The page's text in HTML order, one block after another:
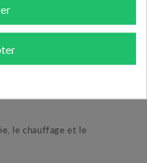
1"1/4 - 1"
le chauffage et le